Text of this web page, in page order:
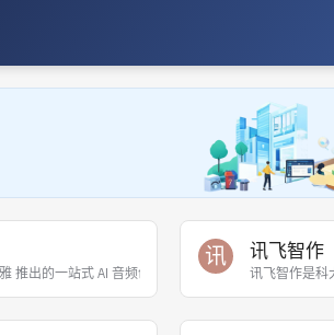
推出的一站式 AI 音频创作平台，提供云端协作、33
讯 讯飞智作
讯飞智作是科